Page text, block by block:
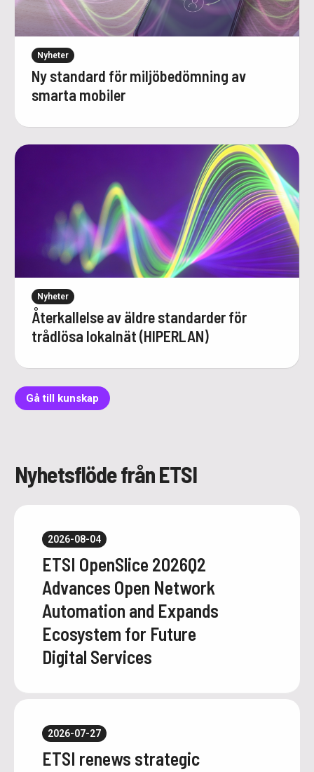
Nyheter
Ny standard för miljöbedömning av
smarta mobiler
Nyheter
Återkallelse av äldre standarder för
trådlösa lokalnät (HIPERLAN)
Gå till kunskap
Nyhetsflöde från ETSI
ETSI OpenSlice 2026Q2
Advances Open Network
Automation and Expands
Ecosystem for Future
Digital Services
2026-08-04
ETSI renews strategic
2026-07-27